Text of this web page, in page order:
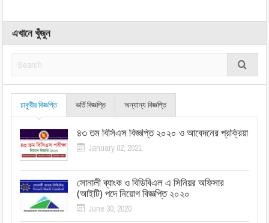
এখানে খুঁজুন
চাকুরীর বিজ্ঞপ্তি ভর্তি বিজ্ঞপ্তি অন্যান্য বিজ্ঞপ্তি
৪৩ তম বিসিএস বিজ্ঞপ্তি ২০২০ ও আবেদনের প্রক্রিয়া
January 02, 2021
সোনালী ব্যাংক ও বিডিবিএল এ সিনিয়র অফিসার
(আইটি) পদে নিয়োগ বিজ্ঞপ্তি ২০২০
June 30, 2020